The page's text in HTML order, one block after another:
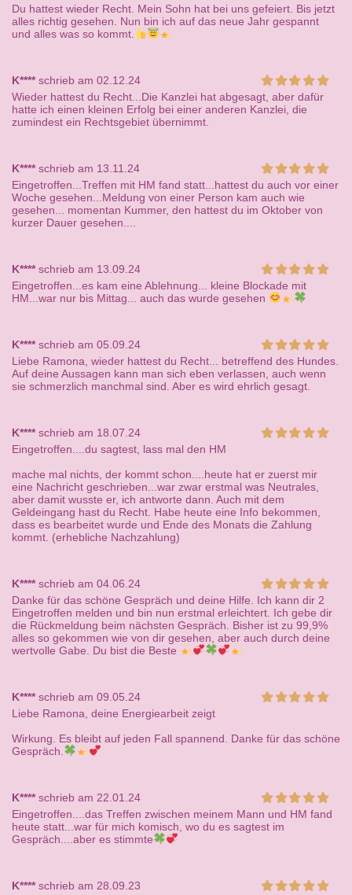
Du hattest wieder Recht. Mein Sohn hat bei uns gefeiert. Bis jetzt
alles richtig gesehen. Nun bin ich auf das neue Jahr gespannt
und alles was so kommt.
K****schrieb am 02.12.24
Wieder hattest du Recht...Die Kanzlei hat abgesagt, aber dafür
hatte ich einen kleinen Erfolg bei einer anderen Kanzlei, die
zumindest ein Rechtsgebiet übernimmt.
K****schrieb am 13.11.24
Eingetroffen...Treffen mit HM fand statt...hattest du auch vor einer
Woche gesehen...Meldung von einer Person kam auch wie
gesehen... momentan Kummer, den hattest du im Oktober von
kurzer Dauer gesehen....
K****schrieb am 13.09.24
Eingetroffen...es kam eine Ablehnung... kleine Blockade mit
HM...war nur bis Mittag... auch das wurde gesehen
K****schrieb am 05.09.24
Liebe Ramona, wieder hattest du Recht... betreffend des Hundes.
Auf deine Aussagen kann man sich eben verlassen, auch wenn
sie schmerzlich manchmal sind. Aber es wird ehrlich gesagt.
K****schrieb am 18.07.24
Eingetroffen....du sagtest, lass mal den HM
mache mal nichts, der kommt schon....heute hat er zuerst mir
eine Nachricht geschrieben...war zwar erstmal was Neutrales,
aber damit wusste er, ich antworte dann. Auch mit dem
Geldeingang hast du Recht. Habe heute eine Info bekommen,
dass es bearbeitet wurde und Ende des Monats die Zahlung
kommt. (erhebliche Nachzahlung)
K****schrieb am 04.06.24
Danke für das schöne Gespräch und deine Hilfe. Ich kann dir 2
Eingetroffen melden und bin nun erstmal erleichtert. Ich gebe dir
die Rückmeldung beim nächsten Gespräch. Bisher ist zu 99,9%
alles so gekommen wie von dir gesehen, aber auch durch deine
wertvolle Gabe. Du bist die Beste
K****schrieb am 09.05.24
Liebe Ramona, deine Energiearbeit zeigt
Wirkung. Es bleibt auf jeden Fall spannend. Danke für das schöne
Gespräch.
K****schrieb am 22.01.24
Eingetroffen....das Treffen zwischen meinem Mann und HM fand
heute statt...war für mich komisch, wo du es sagtest im
Gespräch....aber es stimmte
K****schrieb am 28.09.23